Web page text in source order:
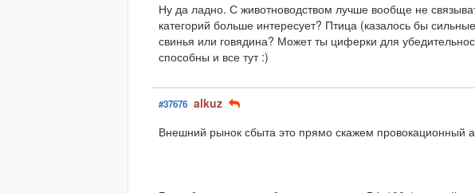
Ну да ладно. С животноводством лучше вообще не
категорий больше интересует? Птица (казалось бы
свинья или говядина? Может ты циферки для
способны и все тут :)
#37676 alkuz
Внешний рынок сбыта это прямо скажем провокационный